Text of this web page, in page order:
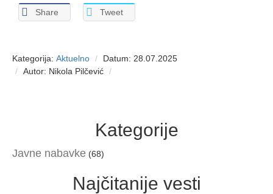
Share Tweet
Kategorija: Aktuelno
Datum: 28.07.2025
Autor: Nikola Pilčević
Kategorije
Javne nabavke (68)
Najčitanije vesti